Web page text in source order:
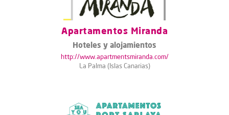
Apartamentos Miranda
Hoteles y alojamientos
http://www.apartmentsmiranda.com/
La Palma (Islas Canarias)